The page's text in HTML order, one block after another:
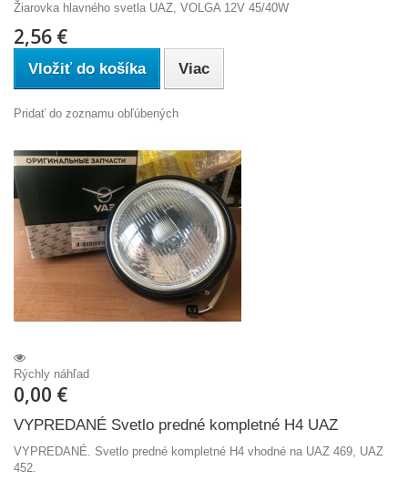
Žiarovka hlavného svetla UAZ, VOLGA 12V 45/40W
2,56 €
Vložiť do košíka Viac
Pridať do zoznamu obľúbených
Rýchly náhľad
0,00 €
VYPREDANÉ Svetlo predné kompletné H4 UAZ
VYPREDANÉ. Svetlo predné kompletné H4 vhodné na UAZ 469, UAZ
452.